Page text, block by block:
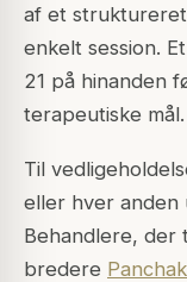
af et
enkelt session.
21 på hinanden
terapeutiske mål.
Til
eller hver anden
Behandlere, der
bredere